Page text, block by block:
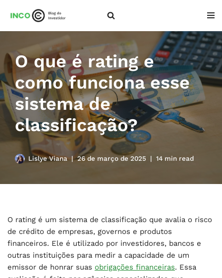
conteúdo
O que é rating e
como funciona esse
sistema de
classificação?
Lislye Viana 26 de março de 2025 14 min read
O rating é um sistema de classificação que avalia o risco
de crédito de empresas, governos e produtos
financeiros. Ele é utilizado por investidores, bancos e
outras instituições para medir a capacidade de um
emissor de honrar suas obrigações financeiras. Essa